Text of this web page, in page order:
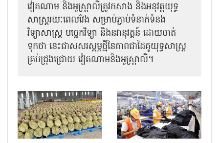
វៀតណាម និងអូស្ត្រាលីត្រូវកសាង និងអនុវត្តយុទ្ធ
សាស្ត្ររយៈពេលវែង សម្រាប់ភ្ជាប់ទំនាក់ទំនង
វិទ្យាសាស្ត្រ បច្ចេកវិទ្យា និងនវានុវត្តន៍ ដោយចាត់
ទុកថា នេះជាសសរស្តម្ភថ្មីនៃភាពជាដៃគូយុទ្ធសាស្ត្រ
គ្រប់ជ្រុងជ្រោយ វៀតណាមនិងអូស្ត្រាលី។